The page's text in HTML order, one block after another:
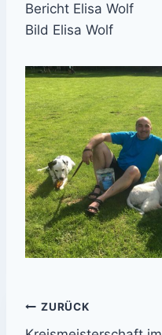
Bericht Elisa Wolf
Bild Elisa Wolf
Beitrags-
ZURÜCK